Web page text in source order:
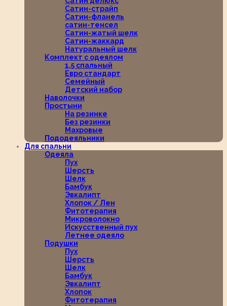
Сатин-страйп
Сатин-фланель
сатин-тенсел
Сатин-жатый шелк
Сатин-жаккард
Натуральный шелк
Комплект с одеялом
1,5 спальный
Евро стандарт
Семейный
Детский набор
Наволочки
Простыни
На резинке
Без резинки
Махровые
Пододеяльники
Для спальни
Одеяла
Пух
Шерсть
Шелк
Бамбук
Эвкалипт
Хлопок / Лен
Фитотерапия
Микроволокно
Искусственный пух
Летнее одеяло
Подушки
Пух
Шерсть
Шелк
Бамбук
Эвкалипт
Хлопок
Фитотерапия